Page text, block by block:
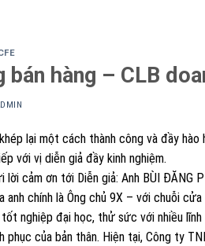
bán hàng – CLB
khép lại một cách thành công và đầy
với vị diễn giả đầy kinh nghiệm.
lời cảm ơn tới Diễn giả: Anh BÙI ĐĂNG
anh chính là Ông chủ 9X – với chuỗi
nghiệp đại học, thử sức với nhiều
phục của bản thân. Hiện tại, Công ty